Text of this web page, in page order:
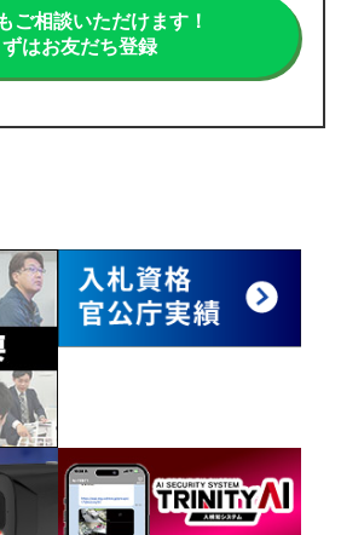
ご相談いただけます！
ずはお友だち登録